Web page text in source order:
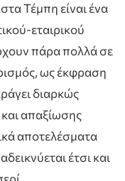
Τέμπη είναι ένα
εταιρικού
πάρα πολλά σε
ως έκφραση
διαρκώς
απαξίωσης
αποτελέσματα
έτσι και